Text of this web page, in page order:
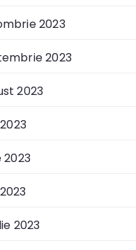
2023
2023
2023
2023
2023